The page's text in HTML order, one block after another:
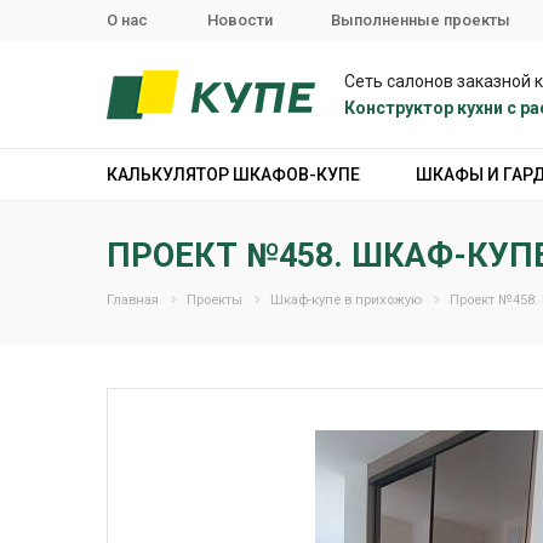
О нас Новости Выполненные проекты
Сеть салонов заказной
Конструктор кухни с
КАЛЬКУЛЯТОР ШКАФОВ-КУПЕ ШКАФЫ И
ПРОЕКТ №458. ШКАФ-
Главная Проекты Шкаф-купе в прихожую Проект №458.